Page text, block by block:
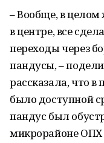
– Вообще, в целом
в центре, все
переходы через
пандусы, –
рассказала, что
было доступной
пандус был
микрорайоне